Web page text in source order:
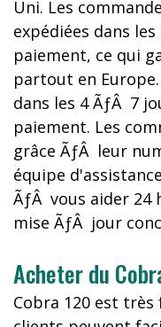
Uni. Les
expédiées dans
paiement, ce qui
partout en
dans les 4 ÃƒÂ 7
paiement. Les
grâce ÃƒÂ leur
équipe
ÃƒÂ vous aider
mise ÃƒÂ jour
Acheter du
Cobra 120 est très